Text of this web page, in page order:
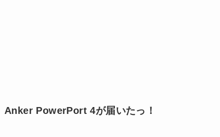
Anker PowerPort 4が届いたっ！